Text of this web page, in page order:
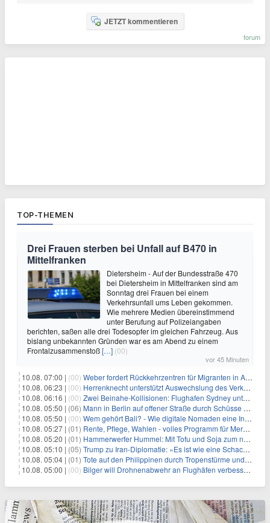
JETZT kommentieren
forum
TOP-THEMEN
Drei Frauen sterben bei Unfall auf B470 in
Mittelfranken
Dietersheim - Auf der Bundesstraße 470
bei Dietersheim in Mittelfranken sind am
Sonntag drei Frauen bei einem
Verkehrsunfall ums Leben gekommen.
Wie mehrere Medien übereinstimmend
unter Berufung auf Polizeiangaben
berichten, saßen alle drei Todesopfer im gleichen Fahrzeug. Aus
bislang unbekannten Gründen war es am Abend zu einem
Frontalzusammenstoß[…] (00)
vor 45 Minuten
10.08. 07:00 | (00) Weber fordert Rückkehrzentren für Migranten in Afrika
10.08. 06:23 | (00) Herrenknecht unterstützt Auswechslung des Verkehrsministers
10.08. 06:16 | (00) Zwei Beinahe-Kollisionen: Flughafen Sydney unter Druck
10.08. 05:50 | (06) Mann in Berlin auf offener Straße durch Schüsse getötet
10.08. 05:50 | (00) Wem gehört Bali? - Wie digitale Nomaden eine Insel verändern
10.08. 05:27 | (01) Rente, Pflege, Wahlen - volles Programm für Merz im Herbst
10.08. 05:20 | (01) Hammerwerfer Hummel: Mit Tofu und Soja zum nächsten Coup?
10.08. 05:10 | (05) Trump zu Iran-Diplomatie: «Es ist wie eine Schachpartie»
10.08. 05:04 | (01) Tote auf den Philippinen durch Tropenstürme und Monsun
10.08. 05:00 | (00) Bilger will Drohnenabwehr an Flughäfen verbessern